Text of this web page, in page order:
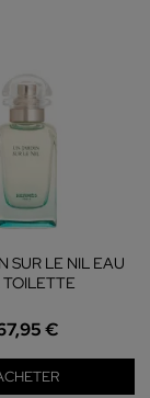
SUR LE NIL EAU
TOILETTE
€